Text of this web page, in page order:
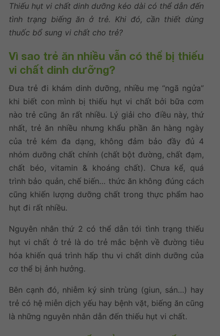
Thiếu hụt vi chất dinh dưỡng kéo dài có thể dẫn đến
tình trạng biếng ăn ở trẻ. Khi đó, cần thiết dùng
thuốc bổ sung vi chất cho trẻ?
Vì sao trẻ ăn nhiều vẫn có thể bị thiếu
vi chất dinh dưỡng?
Đưa trẻ đi khám dinh dưỡng, nhiều mẹ “ngã ngửa”
khi biết con mình bị thiếu hụt vi chất bởi bữa cơm
nào trẻ cũng ăn rất nhiều. Lý giải cho điều này, thứ
nhất, trẻ ăn nhiều nhưng khẩu phần ăn hàng ngày
của trẻ kém đa dạng, không đảm bảo đầy đủ 4
nhóm dưỡng chất chính (chất bột đường, chất đạm,
chất béo, vitamin & khoáng chất). Chưa kể, quá
trình bảo quản, chế biến… thức ăn không đúng cách
cũng khiến lượng dưỡng chất trong thực phẩm hao
hụt đi rất nhiều.
Nguyên nhân thứ 2 có thể dẫn tới tình trạng thiếu
hụt vi chất ở trẻ là do trẻ mắc bệnh về đường tiêu
hóa khiến quá trình hấp thu vi chất dinh dưỡng của
cơ thể bị ảnh hưởng.
Bên cạnh đó, nhiễm ký sinh trùng (giun, sán…) hay
trẻ có hệ miễn dịch yếu hay bệnh vặt, biếng ăn cũng
là những nguyên nhân dẫn đến thiếu hụt vi chất.